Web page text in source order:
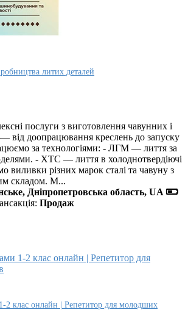
литих деталей
послуги з виготовлення чавунних і
від доопрацювання креслень до запуску
за технологіями: - ЛГМ — лиття за
- ХТС — лиття в холоднотвердіючі
виливки різних марок сталі та чавуну з
складом. М...
Дніпропетровська область, UA
Продаж
2 клас онлайн | Репетитор для молодших